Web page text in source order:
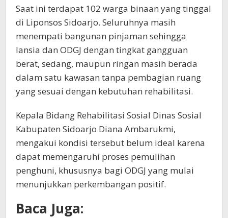
Saat ini terdapat 102 warga binaan yang tinggal
di Liponsos Sidoarjo. Seluruhnya masih
menempati bangunan pinjaman sehingga
lansia dan ODGJ dengan tingkat gangguan
berat, sedang, maupun ringan masih berada
dalam satu kawasan tanpa pembagian ruang
yang sesuai dengan kebutuhan rehabilitasi.
Kepala Bidang Rehabilitasi Sosial Dinas Sosial
Kabupaten Sidoarjo Diana Ambarukmi,
mengakui kondisi tersebut belum ideal karena
dapat memengaruhi proses pemulihan
penghuni, khususnya bagi ODGJ yang mulai
menunjukkan perkembangan positif.
Baca Juga: